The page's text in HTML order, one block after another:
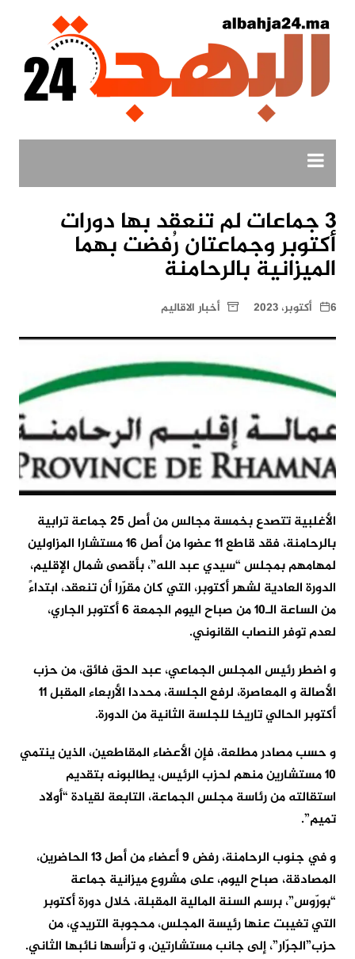
3 جماعات لم تنعقد بها دورات
أكتوبر وجماعتان رُفضت بهما
الميزانية بالرحامنة
6 أكتوبر، 2023 أخبار الاقاليم
الأغلبية تتصدع بخمسة مجالس من أصل 25 جماعة ترابية
بالرحامنة، فقد قاطع 11 عضوا من أصل 16 مستشارا المزاولين
لمهامهم بمجلس “سيدي عبد الله”، بأقصى شمال الإقليم،
الدورة العادية لشهر أكتوبر، التي كان مقرّرا أن تنعقد، ابتداءً
من الساعة الـ10 من صباح اليوم الجمعة 6 أكتوبر الجاري،
لعدم توفر النصاب القانوني.
و اضطر رئيس المجلس الجماعي، عبد الحق فائق، من حزب
الأصالة و المعاصرة، لرفع الجلسة، محددا الأربعاء المقبل 11
أكتوبر الحالي تاريخا للجلسة الثانية من الدورة.
و حسب مصادر مطلعة، فإن الأعضاء المقاطعين، الذين ينتمي
10 مستشارين منهم لحزب الرئيس، يطالبونه بتقديم
استقالته من رئاسة مجلس الجماعة، التابعة لقيادة “أولاد
تميم”.
و في جنوب الرحامنة، رفض 9 أعضاء من أصل 13 الحاضرين،
المصادقة، صباح اليوم، على مشروع ميزانية جماعة
“بورّوس”، برسم السنة المالية المقبلة، خلال دورة أكتوبر
التي تغيبت عنها رئيسة المجلس، محجوبة التريدي، من
حزب”الجرّار”، إلى جانب مستشارتين، و ترأسها نائبها الثاني.